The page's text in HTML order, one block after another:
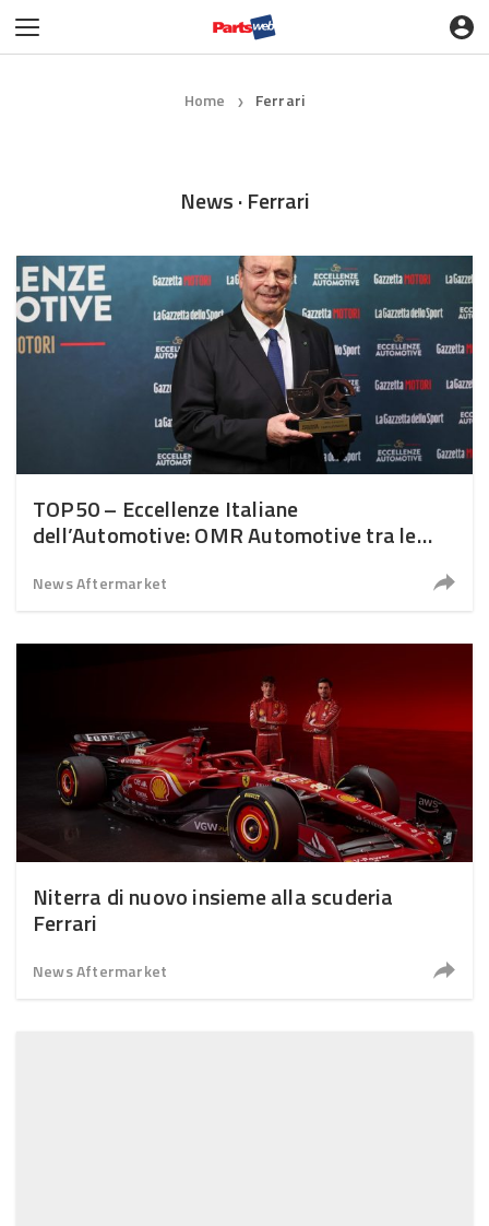
Home ❯ Ferrari
News · Ferrari
TOP50 – Eccellenze Italiane
dell’Automotive: OMR Automotive tra le
News Aftermarket
Niterra di nuovo insieme alla scuderia
Ferrari
News Aftermarket